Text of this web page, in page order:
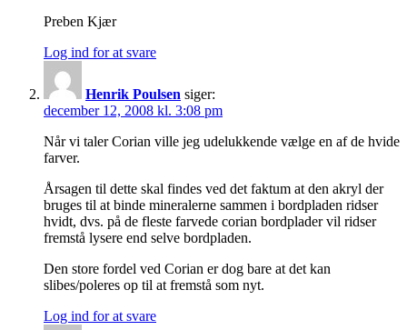
Preben Kjær
Log ind for at svare
Henrik Poulsen siger:
december 12, 2008 kl. 3:08 pm
Når vi taler Corian ville jeg udelukkende vælge en af de hvide
farver.
Årsagen til dette skal findes ved det faktum at den akryl der
bruges til at binde mineralerne sammen i bordpladen ridser
hvidt, dvs. på de fleste farvede corian bordplader vil ridser
fremstå lysere end selve bordpladen.
Den store fordel ved Corian er dog bare at det kan
slibes/poleres op til at fremstå som nyt.
Log ind for at svare